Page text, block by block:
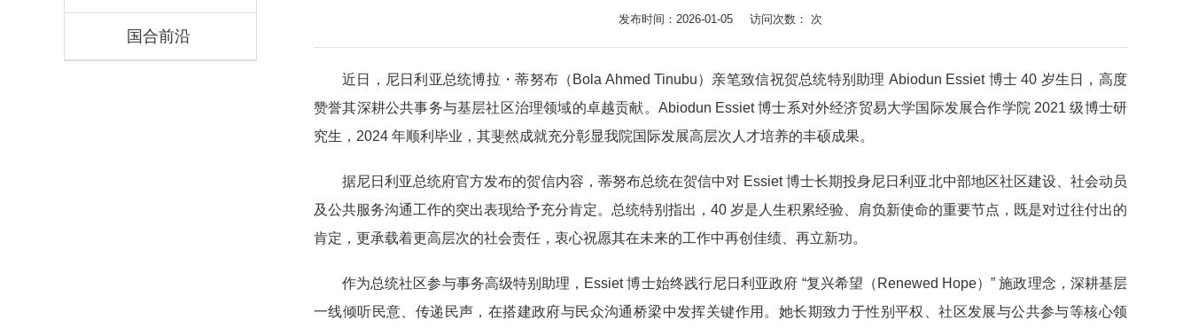
国合前沿
发布时间：2026-01-05 访问次数： 次
近日，尼日利亚总统博拉・蒂努布（Bola Ahmed Tinubu）亲笔致信祝贺总统特别助理 Abiodun Essiet 博士 40 岁生日，高度
赞誉其深耕公共事务与基层社区治理领域的卓越贡献。Abiodun Essiet 博士系对外经济贸易大学国际发展合作学院 2021 级博士研
究生，2024 年顺利毕业，其斐然成就充分彰显我院国际发展高层次人才培养的丰硕成果。
据尼日利亚总统府官方发布的贺信内容，蒂努布总统在贺信中对 Essiet 博士长期投身尼日利亚北中部地区社区建设、社会动员
及公共服务沟通工作的突出表现给予充分肯定。总统特别指出，40 岁是人生积累经验、肩负新使命的重要节点，既是对过往付出的
肯定，更承载着更高层次的社会责任，衷心祝愿其在未来的工作中再创佳绩、再立新功。
作为总统社区参与事务高级特别助理，Essiet 博士始终践行尼日利亚政府 “复兴希望（Renewed Hope）” 施政理念，深耕基层
一线倾听民意、传递民声，在搭建政府与民众沟通桥梁中发挥关键作用。她长期致力于性别平权、社区发展与公共参与等核心领